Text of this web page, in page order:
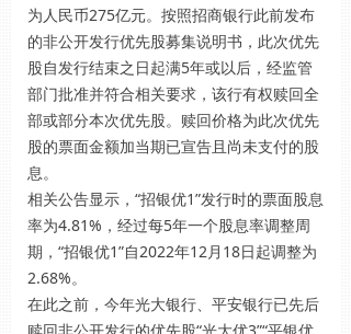
为人民币275亿元。按照招商银行此前发布
的非公开发行优先股募集说明书，此次优先
股自发行结束之日起满5年或以后，经监管
部门批准并符合相关要求，该行有权赎回全
部或部分本次优先股。赎回价格为此次优先
股的票面金额加当期已宣告且尚未支付的股
息。
相关公告显示，“招银优1”发行时的票面股息
率为4.81%，经过每5年一个股息率调整周
期，“招银优1”自2022年12月18日起调整为
2.68%。
在此之前，今年光大银行、平安银行已先后